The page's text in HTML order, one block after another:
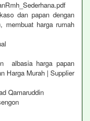
dan papan dengan
membuat harga rumah
albasia harga papan
Harga Murah | Supplier
Qamaruddin